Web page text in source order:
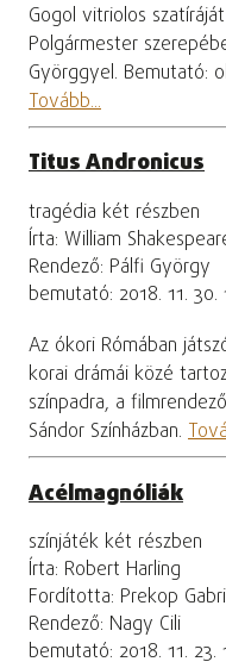
Gogol vitriolos
Polgármester
Györggyel. Bemutató:
Tovább...
Titus Andronicus
tragédia két részben
Írta: William
Rendező: Pálfi György
bemutató: 2018. 11. 30.
Az ókori Rómában
korai drámái közé
színpadra, a
Sándor Színházban.
Acélmagnóliák
színjáték két részben
Írta: Robert Harling
Fordította: Prekop
Rendező: Nagy Cili
bemutató: 2018. 11. 23.